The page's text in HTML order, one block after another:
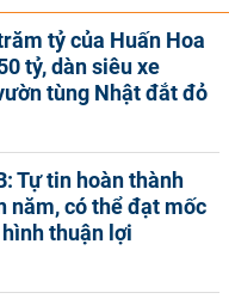
tỷ của Huấn Hoa
tỷ, dàn siêu xe
tùng Nhật đắt đỏ
Tự tin hoàn thành
năm, có thể đạt mốc
thuận lợi